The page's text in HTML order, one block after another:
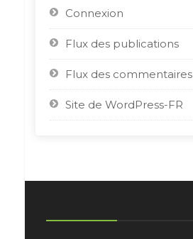
Connexion
Flux des publications
Flux des commentaires
Site de WordPress-FR